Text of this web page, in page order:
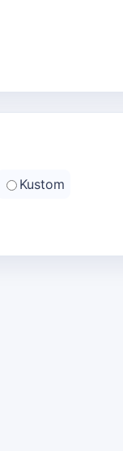
Kustom